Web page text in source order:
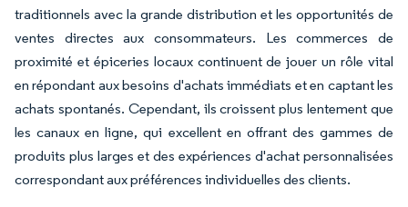
traditionnels avec la grande distribution et les opportunités de
ventes directes aux consommateurs. Les commerces de
proximité et épiceries locaux continuent de jouer un rôle vital
en répondant aux besoins d'achats immédiats et en captant les
achats spontanés. Cependant, ils croissent plus lentement que
les canaux en ligne, qui excellent en offrant des gammes de
produits plus larges et des expériences d'achat personnalisées
correspondant aux préférences individuelles des clients.